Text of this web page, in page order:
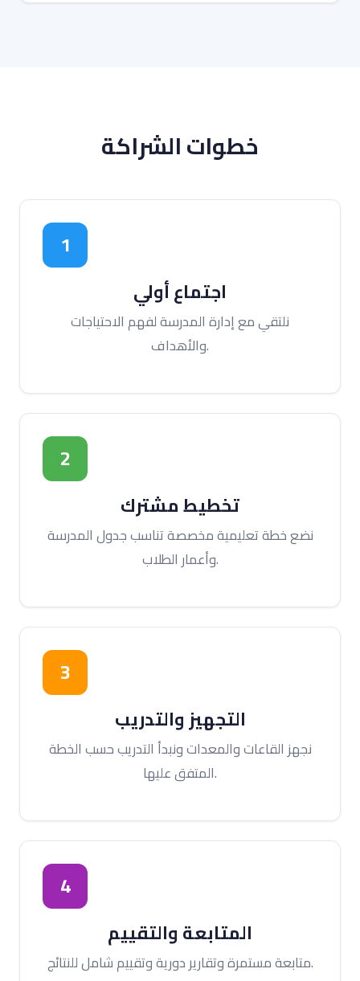
خطوات الشراكة
1
اجتماع أولي
نلتقي مع إدارة المدرسة لفهم الاحتياجات
والأهداف.
2
تخطيط مشترك
نضع خطة تعليمية مخصصة تناسب جدول المدرسة
وأعمار الطلاب.
3
التجهيز والتدريب
نجهز القاعات والمعدات ونبدأ التدريب حسب الخطة
المتفق عليها.
4
المتابعة والتقييم
متابعة مستمرة وتقارير دورية وتقييم شامل للنتائج.